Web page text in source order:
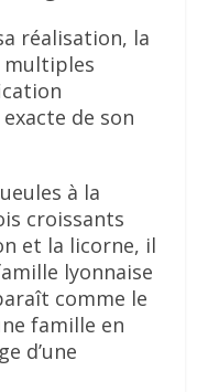
réalisation, la
de son
à la
croissants
et la licorne, il
lyonnaise
comme le
famille en
d’une